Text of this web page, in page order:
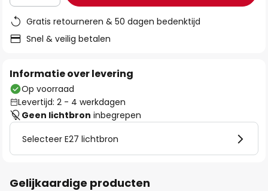
Gratis retourneren & 50 dagen bedenktijd
Snel & veilig betalen
Informatie over levering
Op voorraad
Levertijd: 2 - 4 werkdagen
Geen lichtbron inbegrepen
Selecteer E27 lichtbron
Gelijkaardige producten